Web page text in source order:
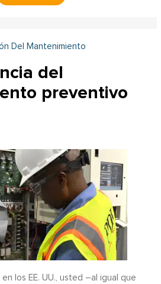
Del Mantenimiento
del
preventivo
los EE. UU., usted –al igual que